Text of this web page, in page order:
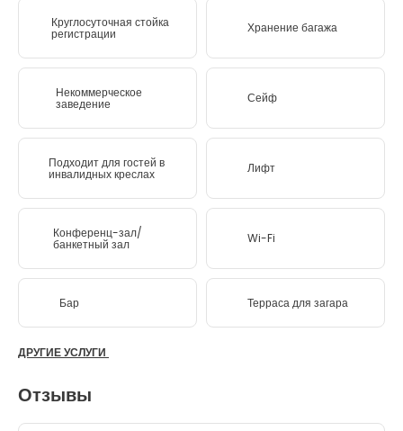
Круглосуточная стойка
регистрации Хранение багажа
Некоммерческое
заведение Сейф
Подходит для гостей в
инвалидных креслах Лифт
Конференц-зал/
банкетный зал Wi-Fi
Бар Терраса для загара
ДРУГИЕ УСЛУГИ
Отзывы